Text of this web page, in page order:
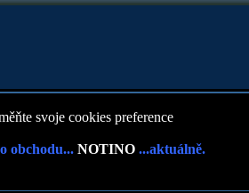
svoje cookies preference
obchodu... NOTINO ...aktuálně.